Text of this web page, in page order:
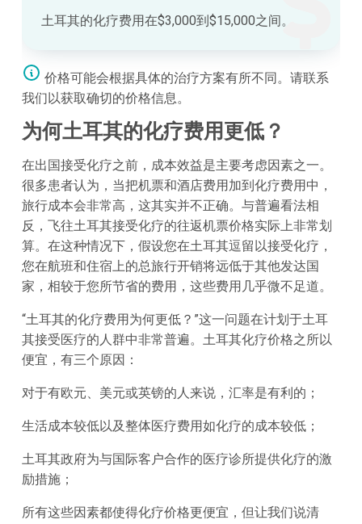
土耳其的化疗费用在$3,000到$15,000之间。
价格可能会根据具体的治疗方案有所不同。请联系
我们以获取确切的价格信息。
为何土耳其的化疗费用更低？
在出国接受化疗之前，成本效益是主要考虑因素之一。
很多患者认为，当把机票和酒店费用加到化疗费用中，
旅行成本会非常高，这其实并不正确。与普遍看法相
反，飞往土耳其接受化疗的往返机票价格实际上非常划
算。在这种情况下，假设您在土耳其逗留以接受化疗，
您在航班和住宿上的总旅行开销将远低于其他发达国
家，相较于您所节省的费用，这些费用几乎微不足道。
“土耳其的化疗费用为何更低？”这一问题在计划于土耳
其接受医疗的人群中非常普遍。土耳其化疗价格之所以
便宜，有三个原因：
对于有欧元、美元或英镑的人来说，汇率是有利的；
生活成本较低以及整体医疗费用如化疗的成本较低；
土耳其政府为与国际客户合作的医疗诊所提供化疗的激
励措施；
所有这些因素都使得化疗价格更便宜，但让我们说清